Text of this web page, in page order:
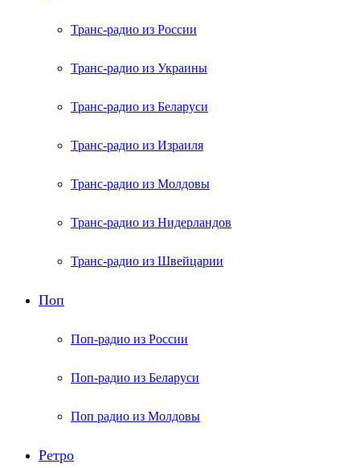
Транс-радио из России
Транс-радио из Украины
Транс-радио из Беларуси
Транс-радио из Израиля
Транс-радио из Молдовы
Транс-радио из Нидерландов
Транс-радио из Швейцарии
Поп
Поп-радио из России
Поп-радио из Беларуси
Поп радио из Молдовы
Ретро